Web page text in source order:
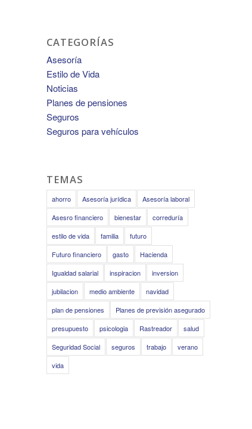
CATEGORÍAS
Asesoría
Estilo de Vida
Noticias
Planes de pensiones
Seguros
Seguros para vehículos
TEMAS
ahorro Asesoría jurídica
Asesoría laboral
Asesro financiero
bienestar
correduría
estilo de vida
familia
futuro
Futuro financiero
gasto
Hacienda
Igualdad salarial
inspiracion
inversion
jubilacion
medio ambiente
navidad
plan de pensiones
Planes de previsión asegurado
presupuesto
psicologia Rastreador
salud
Seguridad Social
seguros trabajo
verano
vida